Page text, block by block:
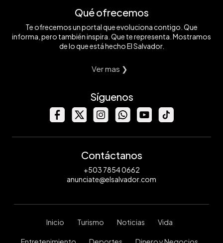
Qué ofrecemos
Te ofrecemos un portal que evoluciona contigo. Que
informa, pero también inspira. Que te representa. Mostramos
de lo que está hecho El Salvador.
Ver mas ❯
Síguenos
Contáctanos
+503 7854 0662
anunciate@elsalvador.com
Inicio Turismo Noticias Vida